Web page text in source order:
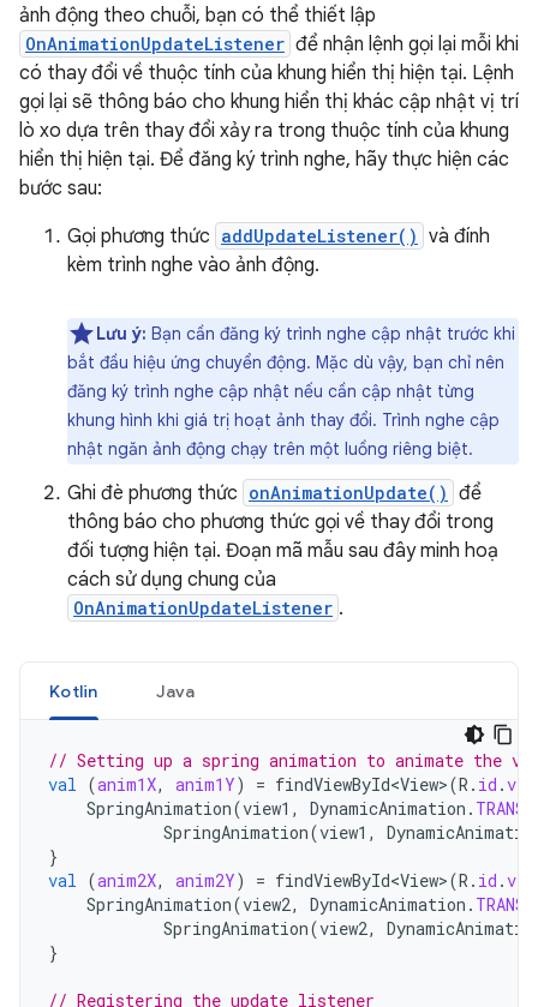
ảnh động theo chuỗi, bạn có thể thiết lập
OnAnimationUpdateListener để nhận lệnh gọi lại mỗi khi
có thay đổi về thuộc tính của khung hiển thị hiện tại. Lệnh
gọi lại sẽ thông báo cho khung hiển thị khác cập nhật vị trí
lò xo dựa trên thay đổi xảy ra trong thuộc tính của khung
hiển thị hiện tại. Để đăng ký trình nghe, hãy thực hiện các
bước sau:
Gọi phương thức addUpdateListener() và đính
kèm trình nghe vào ảnh động.
Lưu ý: Bạn cần đăng ký trình nghe cập nhật trước khi
bắt đầu hiệu ứng chuyển động. Mặc dù vậy, bạn chỉ nên
đăng ký trình nghe cập nhật nếu cần cập nhật từng
khung hình khi giá trị hoạt ảnh thay đổi. Trình nghe cập
nhật ngăn ảnh động chạy trên một luồng riêng biệt.
Ghi đè phương thức onAnimationUpdate() để
thông báo cho phương thức gọi về thay đổi trong
đối tượng hiện tại. Đoạn mã mẫu sau đây minh hoạ
cách sử dụng chung của
OnAnimationUpdateListener .
Kotlin Java
// Setting up a spring animation to animate the
val (anim1X, anim1Y) = findViewById<View>(R . id .
SpringAnimation(view1 , DynamicAnimation .
SpringAnimation(view1 ,
}
val (anim2X, anim2Y) = findViewById<View>(R . id .
SpringAnimation(view2, DynamicAnimation .
SpringAnimation(view2,
}
// Registering the update listener